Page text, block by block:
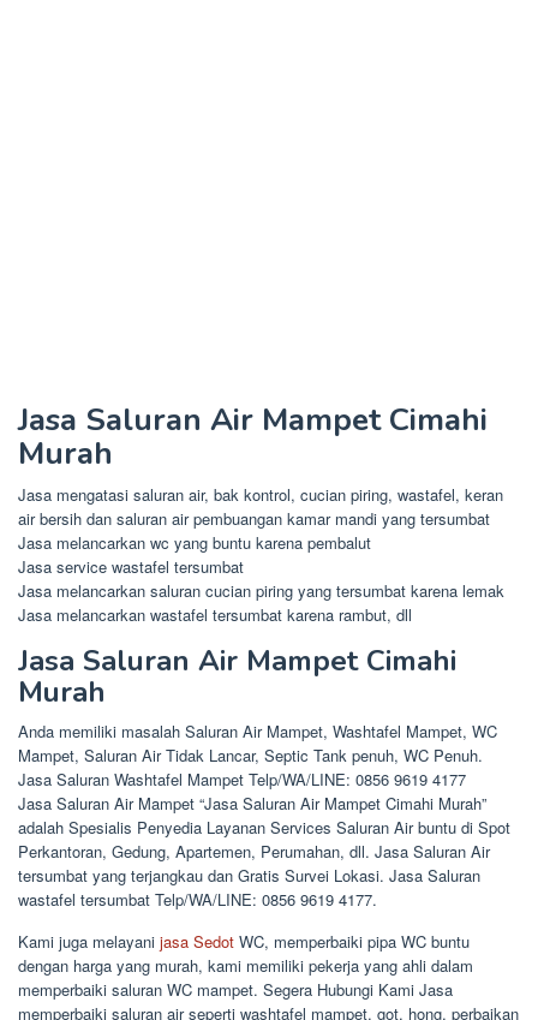
Jasa Saluran Air Mampet Cimahi
Murah
Jasa mengatasi saluran air, bak kontrol, cucian piring, wastafel, keran
air bersih dan saluran air pembuangan kamar mandi yang tersumbat
Jasa melancarkan wc yang buntu karena pembalut
Jasa service wastafel tersumbat
Jasa melancarkan saluran cucian piring yang tersumbat karena lemak
Jasa melancarkan wastafel tersumbat karena rambut, dll
Jasa Saluran Air Mampet Cimahi
Murah
Anda memiliki masalah Saluran Air Mampet, Washtafel Mampet, WC
Mampet, Saluran Air Tidak Lancar, Septic Tank penuh, WC Penuh.
Jasa Saluran Washtafel Mampet Telp/WA/LINE: 0856 9619 4177
Jasa Saluran Air Mampet “Jasa Saluran Air Mampet Cimahi Murah”
adalah Spesialis Penyedia Layanan Services Saluran Air buntu di Spot
Perkantoran, Gedung, Apartemen, Perumahan, dll. Jasa Saluran Air
tersumbat yang terjangkau dan Gratis Survei Lokasi. Jasa Saluran
wastafel tersumbat Telp/WA/LINE: 0856 9619 4177.
Kami juga melayani jasa Sedot WC, memperbaiki pipa WC buntu
dengan harga yang murah, kami memiliki pekerja yang ahli dalam
memperbaiki saluran WC mampet. Segera Hubungi Kami Jasa
memperbaiki saluran air seperti washtafel mampet, got, hong, perbaikan